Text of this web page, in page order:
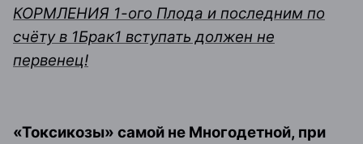
КОРМЛЕНИЯ 1-ого Плода и последним по
счёту в 1Брак1 вступать должен не
первенец!
«Токсикозы» самой не Многодетной, при